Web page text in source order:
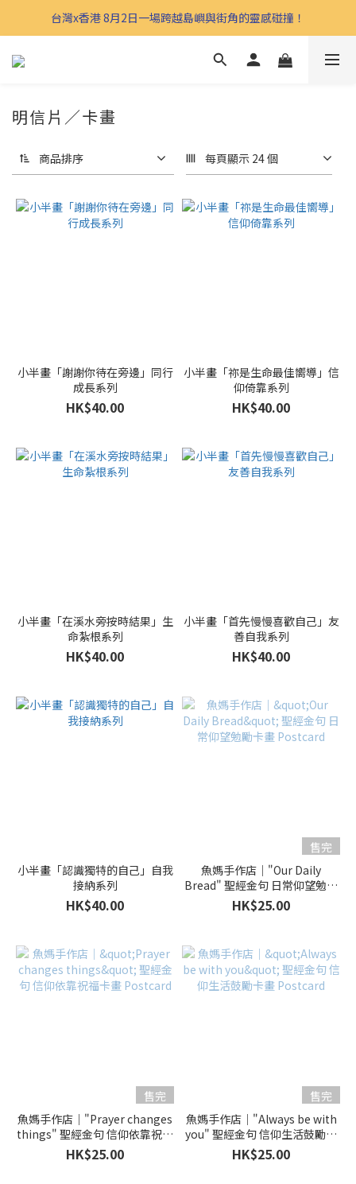
台灣x香港 8月2日一場跨越島嶼與街角的靈感碰撞！
明信片／卡畫
商品排序 每頁顯示 24 個
小半畫「謝謝你待在旁邊」同行
成長系列
HK$40.00
小半畫「祢是生命最佳嚮導」信
仰倚靠系列
HK$40.00
小半畫「在溪水旁按時結果」生
命紮根系列
HK$40.00
小半畫「首先慢慢喜歡自己」友
善自我系列
HK$40.00
小半畫「認識獨特的自己」自我
接納系列
HK$40.00
售完
魚媽手作店｜"Our Daily
Bread" 聖經金句 日常仰望勉勵
卡畫 Postcard
HK$25.00
售完
魚媽手作店｜"Prayer changes
things" 聖經金句 信仰依靠祝福
卡畫 Postcard
HK$25.00
售完
魚媽手作店｜"Always be with
you" 聖經金句 信仰生活鼓勵卡
畫 Postcard
HK$25.00